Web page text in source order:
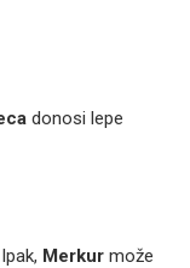
donosi lepe
Merkurmože